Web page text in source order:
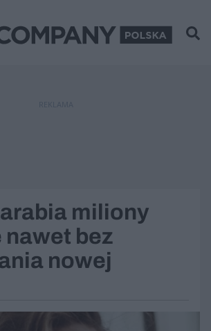
miliony
nawet bez
nowej